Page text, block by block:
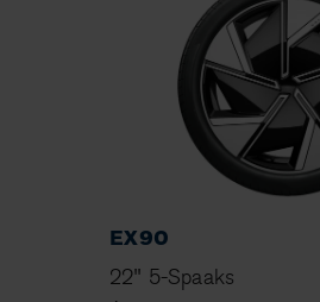
EX90
22" 5-Spaaks